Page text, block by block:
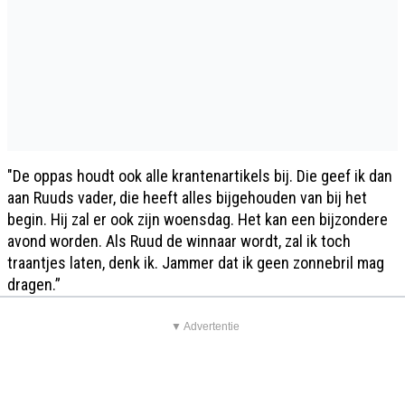
"De oppas houdt ook alle krantenartikels bij. Die geef ik dan
aan Ruuds vader, die heeft alles bijgehouden van bij het
begin. Hij zal er ook zijn woensdag. Het kan een bijzondere
avond worden. Als Ruud de winnaar wordt, zal ik toch
traantjes laten, denk ik. Jammer dat ik geen zonnebril mag
dragen.”
▼ Advertentie